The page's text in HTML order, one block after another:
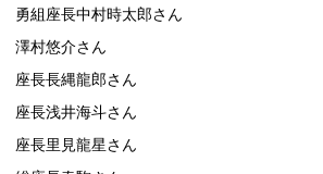
勇組座長中村時太郎さん
澤村悠介さん
座長長縄龍郎さん
座長浅井海斗さん
座長里見龍星さん